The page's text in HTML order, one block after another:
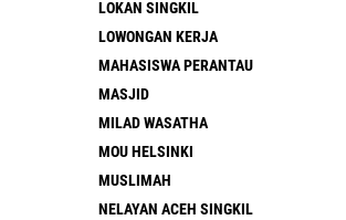
LOKAN SINGKIL
LOWONGAN KERJA
MAHASISWA PERANTAU
MASJID
MILAD WASATHA
MOU HELSINKI
MUSLIMAH
NELAYAN ACEH SINGKIL